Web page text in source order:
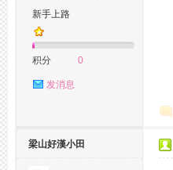
新手上路
积分 0
发消息
梁山好漢小田